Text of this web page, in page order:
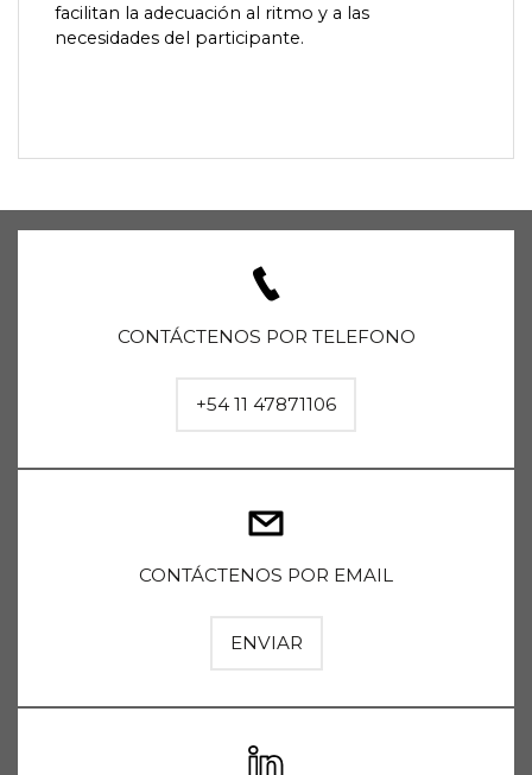
facilitan la adecuación al ritmo y a las
necesidades del participante.
CONTÁCTENOS POR TELEFONO
+54 11 47871106
CONTÁCTENOS POR EMAIL
ENVIAR